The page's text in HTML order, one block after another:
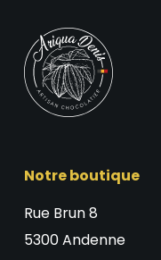
Notre boutique
Rue Brun 8
5300 Andenne